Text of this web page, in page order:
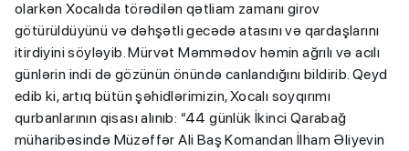
olarkən Xocalıda törədilən qətliam zamanı girov
götürüldüyünü və dəhşətli gecədə atasını və qardaşlarını
itirdiyini söyləyib. Mürvət Məmmədov həmin ağrılı və acılı
günlərin indi də gözünün önündə canlandığını bildirib. Qeyd
edib ki, artıq bütün şəhidlərimizin, Xocalı soyqırımı
qurbanlarının qisası alınıb: “44 günlük İkinci Qarabağ
müharibəsində Müzəffər Ali Baş Komandan İlham Əliyevin